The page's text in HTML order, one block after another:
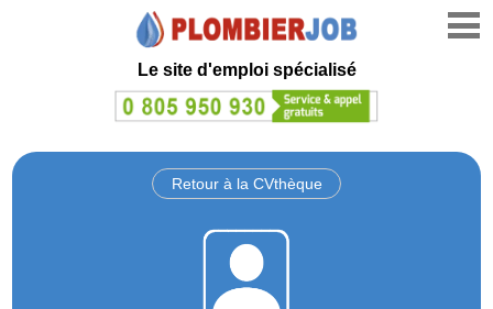
Le site d'emploi spécialisé
Retour à la CVthèque